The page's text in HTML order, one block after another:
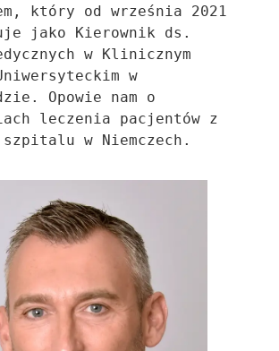
który od września 2021
jako Kierownik ds.
w Klinicznym
w
Opowie nam o
leczenia pacjentów z
w Niemczech.